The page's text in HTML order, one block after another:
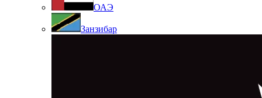
ОАЭ
Занзибар